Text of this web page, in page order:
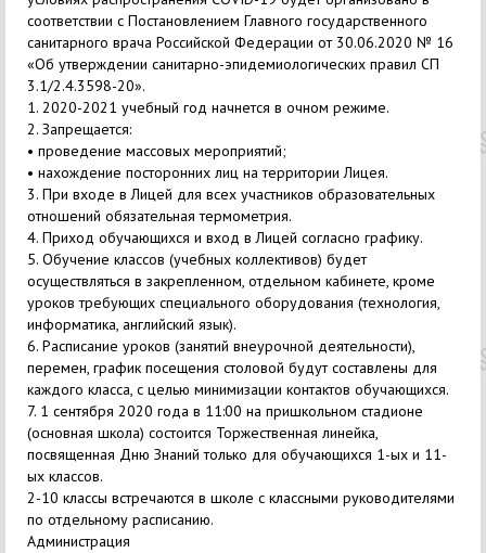
соответствии с Постановлением Главного государственного
санитарного врача Российской Федерации от 30.06.2020 № 16
«Об утверждении санитарно-эпидемиологических правил СП
3.1/2.4.3598-20».
1. 2020-2021 учебный год начнется в очном режиме.
2. Запрещается:
• проведение массовых мероприятий;
• нахождение посторонних лиц на территории Лицея.
3. При входе в Лицей для всех участников образовательных
отношений обязательная термометрия.
4. Приход обучающихся и вход в Лицей согласно графику.
5. Обучение классов (учебных коллективов) будет
осуществляться в закрепленном, отдельном кабинете, кроме
уроков требующих специального оборудования (технология,
информатика, английский язык).
6. Расписание уроков (занятий внеурочной деятельности),
перемен, график посещения столовой будут составлены для
каждого класса, с целью минимизации контактов обучающихся.
7. 1 сентября 2020 года в 11:00 на пришкольном стадионе
(основная школа) состоится Торжественная линейка,
посвященная Дню Знаний только для обучающихся 1-ых и 11-
ых классов.
2-10 классы встречаются в школе с классными руководителями
по отдельному расписанию.
Администрация